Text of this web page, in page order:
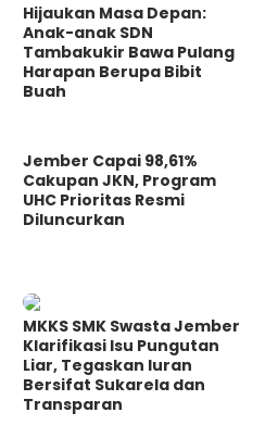
Hijaukan Masa Depan:
Anak-anak SDN
Tambakukir Bawa Pulang
Harapan Berupa Bibit
Buah
Jember Capai 98,61%
Cakupan JKN, Program
UHC Prioritas Resmi
Diluncurkan
MKKS SMK Swasta Jember
Klarifikasi Isu Pungutan
Liar, Tegaskan Iuran
Bersifat Sukarela dan
Transparan